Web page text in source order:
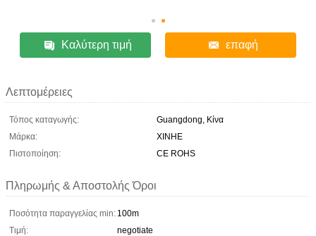
Καλύτερη τιμή επαφή
Λεπτομέρειες
Τόπος καταγωγής:
Guangdong, Κίνα
Μάρκα:
XINHE
Πιστοποίηση:
CE ROHS
Πληρωμής & Αποστολής Όροι
Ποσότητα παραγγελίας min: 100m
Τιμή:
negotiate